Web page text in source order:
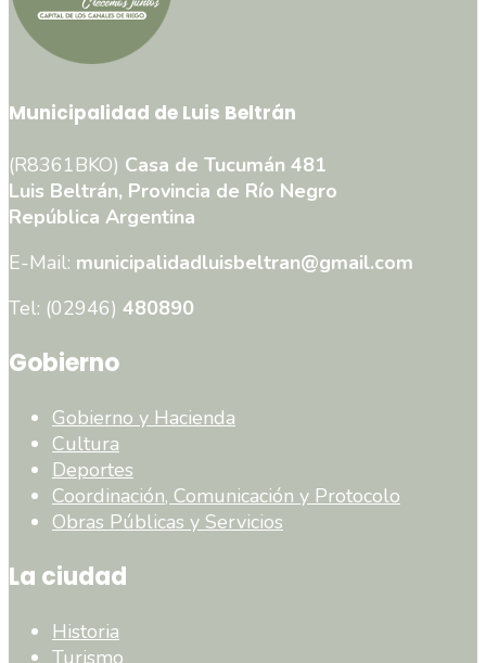
Municipalidad de Luis Beltrán
(R8361BKO) Casa de Tucumán 481
Luis Beltrán, Provincia de Río Negro
República Argentina
E-Mail: municipalidadluisbeltran@gmail.com
Tel: (02946) 480890
Gobierno
Gobierno y Hacienda
Cultura
Deportes
Coordinación, Comunicación y Protocolo
Obras Públicas y Servicios
La ciudad
Historia
Turismo